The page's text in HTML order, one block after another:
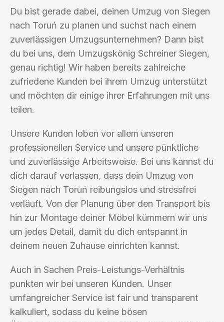
Du bist gerade dabei, deinen Umzug von Siegen
nach Toruń zu planen und suchst nach einem
zuverlässigen Umzugsunternehmen? Dann bist
du bei uns, dem Umzugskönig Schreiner Siegen,
genau richtig! Wir haben bereits zahlreiche
zufriedene Kunden bei ihrem Umzug unterstützt
und möchten dir einige ihrer Erfahrungen mit uns
teilen.
Unsere Kunden loben vor allem unseren
professionellen Service und unsere pünktliche
und zuverlässige Arbeitsweise. Bei uns kannst du
dich darauf verlassen, dass dein Umzug von
Siegen nach Toruń reibungslos und stressfrei
verläuft. Von der Planung über den Transport bis
hin zur Montage deiner Möbel kümmern wir uns
um jedes Detail, damit du dich entspannt in
deinem neuen Zuhause einrichten kannst.
Auch in Sachen Preis-Leistungs-Verhältnis
punkten wir bei unseren Kunden. Unser
umfangreicher Service ist fair und transparent
kalkuliert, sodass du keine bösen